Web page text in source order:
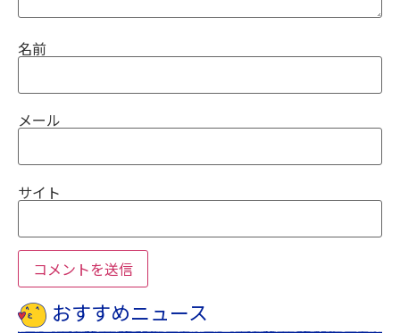
名前
メール
サイト
おすすめニュース